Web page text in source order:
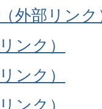
外部リンク
ンク）
ンク）
ンク）